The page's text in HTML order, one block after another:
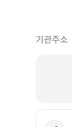
기관주소